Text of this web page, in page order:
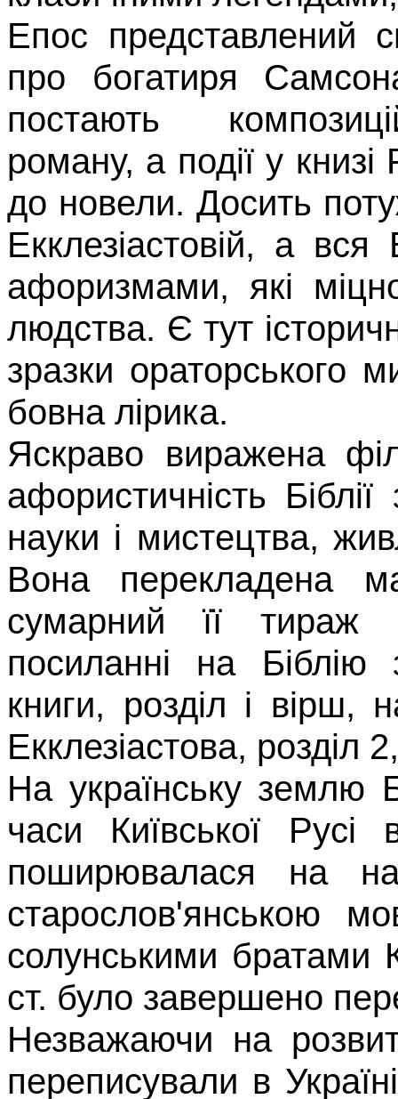
Епос представлений
про богатиря
постають
роману, а події у
до новели. Досить
Екклезіастовій, а вся
афоризмами, які
людства. Є тут
зразки ораторського
бовна лірика.
Яскраво виражена
афо­ристичність
науки і ми­стецтва,
Вона перекладе­на
сумарний її тираж
посиланні на Біблію
книги, розділ і вірш,
Екклезіастова, розділ
На українську землю
часи Київської Русі
поширювалася на
старослов'янською
солунськими братами
ст. було завершено
Незважаючи на
пе­реписували в